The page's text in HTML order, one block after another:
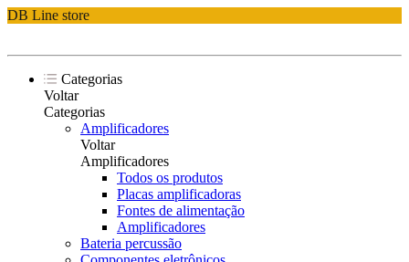
DB Line store
Categorias
Voltar
Categorias
Amplificadores
Voltar
Amplificadores
Todos os produtos
Placas amplificadoras
Fontes de alimentação
Amplificadores
Bateria percussão